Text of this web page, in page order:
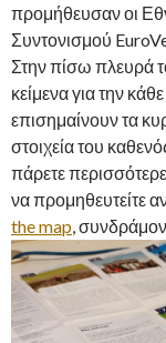
προμήθευσαν οι
Συντονισμού
Στην πίσω πλευρά
κείμενα για την
επισημαίνουν τα
στοιχεία του
πάρετε
να προμηθευτείτε
the map,